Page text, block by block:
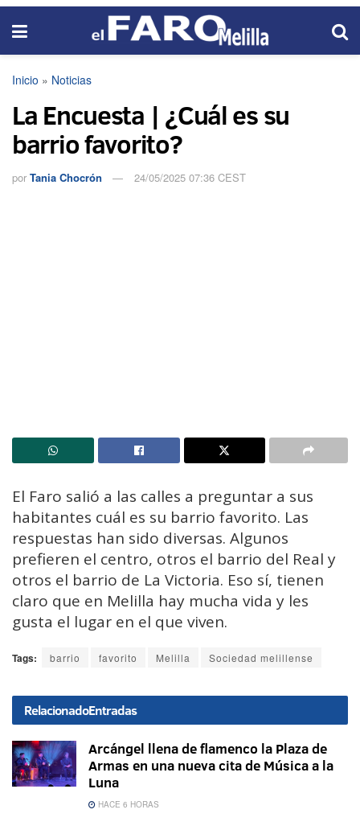
Inicio » Noticias
La Encuesta | ¿Cuál es su
barrio favorito?
por Tania Chocrón 24/05/2025 07:36 CEST
El Faro salió a las calles a preguntar a sus
habitantes cuál es su barrio favorito. Las
respuestas han sido diversas. Algunos
prefieren el centro, otros el barrio del Real y
otros el barrio de La Victoria. Eso sí, tienen
claro que en Melilla hay mucha vida y les
gusta el lugar en el que viven.
Tags: barrio favorito Melilla Sociedad melillense
RelacionadoEntradas
Arcángel llena de flamenco la Plaza de
Armas en una nueva cita de Música a la
Luna
HACE 6 HORAS